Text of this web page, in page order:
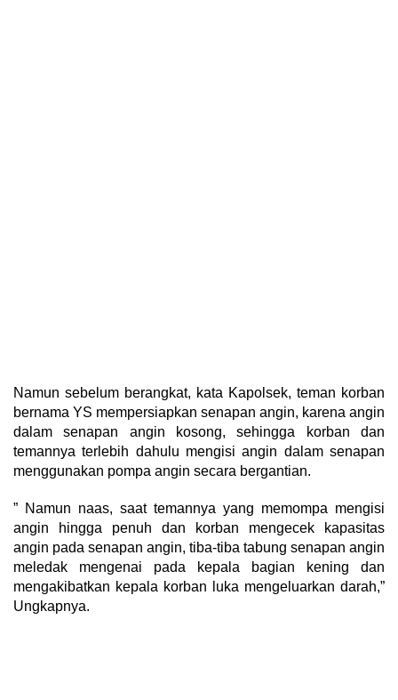
Namun sebelum berangkat, kata Kapolsek, teman korban
bernama YS mempersiapkan senapan angin, karena angin
dalam senapan angin kosong, sehingga korban dan
temannya terlebih dahulu mengisi angin dalam senapan
menggunakan pompa angin secara bergantian.
” Namun naas, saat temannya yang memompa mengisi
angin hingga penuh dan korban mengecek kapasitas
angin pada senapan angin, tiba-tiba tabung senapan angin
meledak mengenai pada kepala bagian kening dan
mengakibatkan kepala korban luka mengeluarkan darah,”
Ungkapnya.